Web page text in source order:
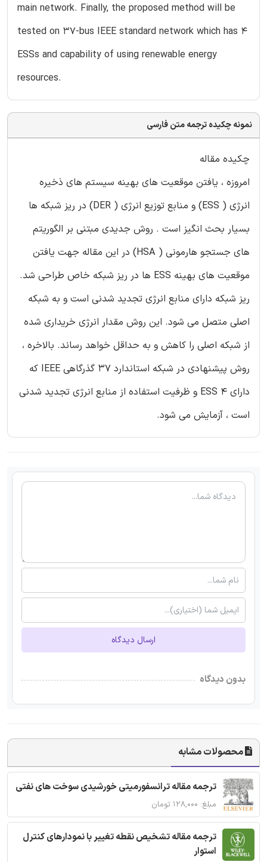
main network. Finally, the proposed method will be
tested on 37-bus IEEE standard network which has 4
ESSs and capability of using renewable energy
resources.
نمونه چکیده ترجمه متن فارسی
چکیده مقاله
امروزه ، یافتن موقعیت های بهینه سیستم های ذخیره
انرژی ( ESS) و منابع توزیع انرژی ( DER) در ریز شبکه ها
بسیار بحث انگیز است . روش جدیدی مبتنی بر الگوریتم
های جستجو هارمونی ( HSA) در این مقاله جهت یافتن
موقعیت های بهینه ESS ها در ریز شبکه خاص طراحی شد.
ریز شبکه دارای منابع انرژی تجدید شدنی است و به شبکه
اصلی متصل می شود. این روش مقدار انرژی خریداری شده
از شبکه اصلی را کاهش و به حداقل خواهد رساند. بالاخره ،
روش پیشنهادی در شبکه استاندارد 37 گذرگاهی IEEE که
دارای 4 ESS و ظرفیت استفاده از منابع انرژی تجدید شدنی
است ، آزمایش می شود.
ارسال دیدگاه
بدون دیدگاه
محصولات مشابه
ترجمه مقاله ترانسفورمیتی خورشیدی سوخت های نفتی
مبلغ: ۱۲۸,۰۰۰ تومان
ترجمه مقاله تشخیص نقطه تغییر با نمودارهای کنترل
استوار